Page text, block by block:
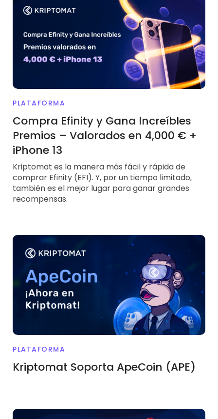
PLATAFORMA
Compra Efinity y Gana Increíbles
Premios – Valorados en 4,000 € +
iPhone 13
Kriptomat es la manera más fácil y rápida de
comprar Efinity (EFI). Y, por un tiempo limitado,
también es el mejor lugar para ganar grandes
recompensas.
PLATAFORMA
Kriptomat Soporta ApeCoin (APE)